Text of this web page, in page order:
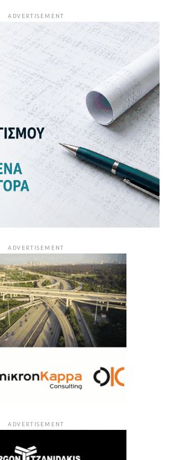
ADVERTISEMENT
ADVERTISEMENT
ADVERTISEMENT